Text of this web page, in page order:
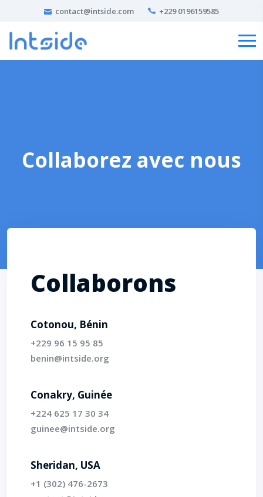
contact@intside.com +229 0196159585
Collaborez avec nous
Collaborons
Cotonou, Bénin
+229 96 15 95 85
benin@intside.org
Conakry, Guinée
+224 625 17 30 34‬
guinee@intside.org
Sheridan, USA
‭+1 (302) 476-2673‬